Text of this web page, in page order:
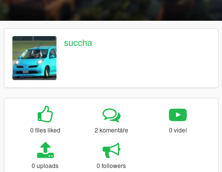
succha
0 files liked 2 komentáře 0 videí
0 uploads 0 followers